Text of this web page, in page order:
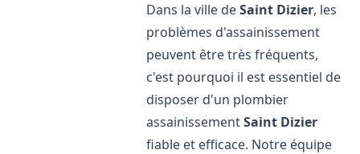
Dans la ville deSaint Dizier, les
problèmes d'assainissement
peuvent être très fréquents,
c'est pourquoi il est essentiel de
disposer d'un plombier
assainissementSaint Dizier
fiable et efficace. Notre équipe